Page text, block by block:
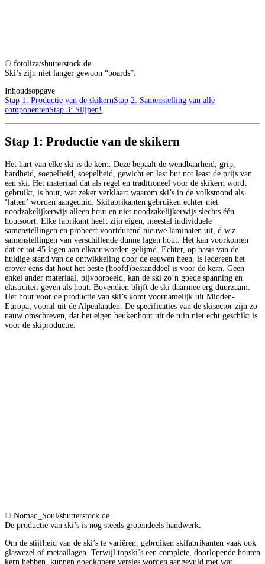
© fotoliza/shutterstock.de
Ski’s zijn niet langer gewoon “boards”.
Inhoudsopgave
Stap 1: Productie van de skikernStap 2: Samenstelling van alle
componentenStap 3: Slijpen!
Stap 1: Productie van de skikern
Het hart van elke ski is de kern. Deze bepaalt de wendbaarheid, grip,
hardheid, soepelheid, soepelheid, gewicht en last but not least de prijs van
een ski. Het materiaal dat als regel en traditioneel voor de skikern wordt
gebruikt, is hout, wat zeker verklaart waarom ski’s in de volksmond als
‘latten’ worden aangeduid. Skifabrikanten gebruiken echter niet
noodzakelijkerwijs alleen hout en niet noodzakelijkerwijs slechts één
houtsoort. Elke fabrikant heeft zijn eigen, meestal individuele
samenstellingen en probeert voortdurend nieuwe laminaten uit, d.w.z.
samenstellingen van verschillende dunne lagen hout. Het kan voorkomen
dat er tot 45 lagen aan elkaar worden gelijmd. Echter, op basis van de
huidige stand van de ontwikkeling door de eeuwen heen, is iedereen het
erover eens dat hout het beste (hoofd)bestanddeel is voor de kern. Geen
enkel ander materiaal, bijvoorbeeld, kan de ski zo’n goede spanning en
elasticiteit geven als hout. Bovendien blijft de ski daarmee erg duurzaam.
Het hout voor de productie van ski’s komt voornamelijk uit Midden-
Europa, vooral uit de Alpenlanden. De specificaties van de skisector zijn zo
nauw omschreven, dat het eigen beukenhout uit de tuin niet echt geschikt is
voor de skiproductie.
© Nomad_Soul/shutterstock.de
De productie van ski’s is nog steeds grotendeels handwerk.
Om de stijfheid van de ski’s te variëren, gebruiken skifabrikanten vaak ook
glasvezel of metaallagen. Terwijl topski’s een complete, doorlopende houten
kern hebben, kunnen goedkopere versies worden aangevuld met wat